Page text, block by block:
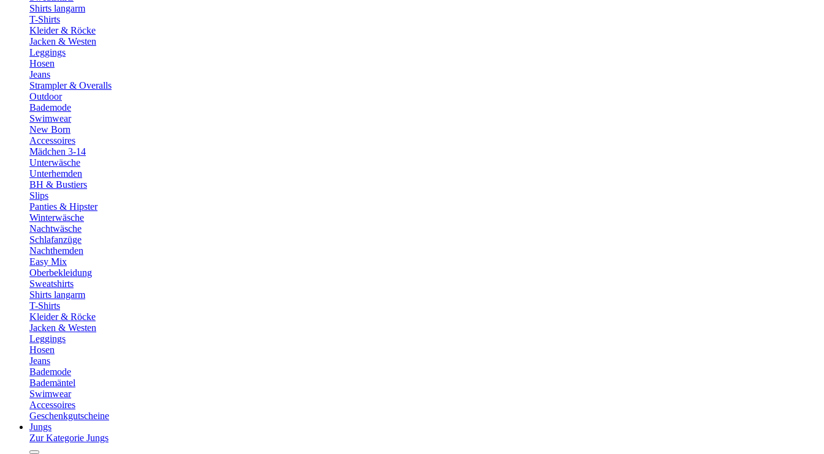
Shirts langarm
T-Shirts
Kleider & Röcke
Jacken & Westen
Leggings
Hosen
Jeans
Strampler & Overalls
Outdoor
Bademode
Swimwear
New Born
Accessoires
Mädchen 3-14
Unterwäsche
Unterhemden
BH & Bustiers
Slips
Panties & Hipster
Winterwäsche
Nachtwäsche
Schlafanzüge
Nachthemden
Easy Mix
Oberbekleidung
Sweatshirts
Shirts langarm
T-Shirts
Kleider & Röcke
Jacken & Westen
Leggings
Hosen
Jeans
Bademode
Bademäntel
Swimwear
Accessoires
Geschenkgutscheine
Jungs
Zur Kategorie Jungs